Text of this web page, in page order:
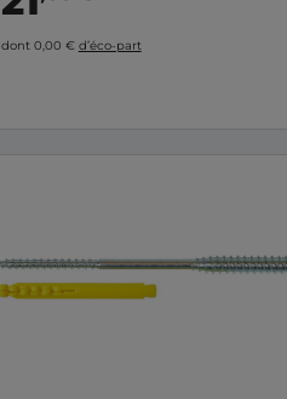
dont 0,00 € d’éco-part